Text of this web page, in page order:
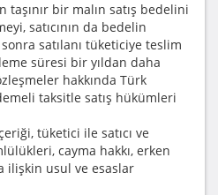
taşınır bir malın satış bedelini
satıcının da bedelin
satılanı tüketiciye teslim
süresi bir yıldan daha
hakkında Türk
taksitle satış hükümleri
tüketici ile satıcı ve
cayma hakkı, erken
ilişkin usul ve esaslar